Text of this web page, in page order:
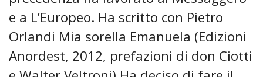
e a L’Europeo. Ha scritto con Pietro
Orlandi Mia sorella Emanuela (Edizioni
Anordest, 2012, prefazioni di don Ciotti